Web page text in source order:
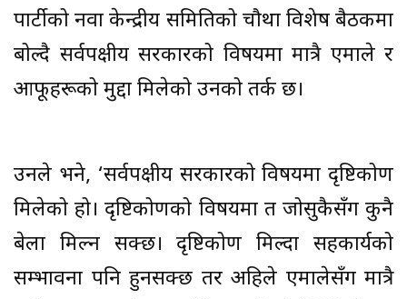
पार्टीको नवौँ केन्द्रीय समितिको चौथौँ विशेष बैठकमा
बोल्दै सर्वपक्षीय सरकारको विषयमा मात्रै एमाले र
आफूहरूको मुद्दा मिलेको उनको तर्क छ।
उनले भने, ‘सर्वपक्षीय सरकारको विषयमा दृष्टिकोण
मिलेको हो। दृष्टिकोणको विषयमा त जोसुकैसँग कुनै
बेला मिल्न सक्छ। दृष्टिकोण मिल्दा सहकार्यको
सम्भावना पनि हुनसक्छ तर अहिले एमालेसँग मात्रै